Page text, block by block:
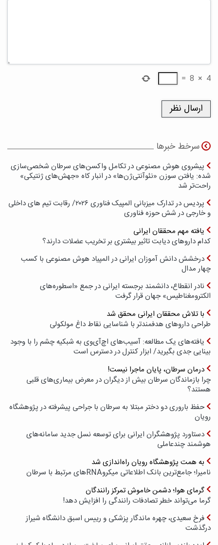
4
×
8
=
سرخط خبرها
پیشروی هوش مصنوعی در تکامل واکسن‌های سرطان شخصی‌سازی
شده: یافتن سوزن «نئوآنتی‌ژن‌ها» در انبار کاه «جهش‌های ژنتیکی»
راحت‌تر شد
پردیس در تدارک میزبانی المپیک فناوری ۲۰۲۶/ رقابت تیم های داخلی
و خارجی در شش حوزه فناوری
یافته مهم محققان ایرانی
کدام داروهای دیابت تاثیر بیشتری بر تخریب عضلات دارند؟
درخشش دانش آموزان ایرانی در المپیاد هوش مصنوعی با کسب
چهار مدال
نادر انقطاع، دانشمند برجسته ایرانی در جمع «اسطوره‌های
الکترومغناطیس» جهان قرار گرفت
با تلاش محققان ایرانی محقق شد
طراحی داروهای هدفمندتر با شناسایی نقاط داغ مولکولی
یافته‌های یک مطالعه: آسیب‌های اچ‌آی‌وی به شبکیه چشم را با وجود
بینایی جدی بگیرید/ ابزار کنترل در دسترس است
درمان سرطان، پایان ماجرا نیست!
چرا بازماندگان سرطان بیش از دیگران در معرض بیماری‌های قلبی
هستند؟
حفظ باروری دو دختر مبتلا به سرطان با جراحی پیشرفته در پژوهشگاه
رویان
دستاورد پژوهشگران ایرانی برای توسعه نسل جدید سامانه‌های
هوشمند چندعاملی
به همت پژوهشگاه رویان راه‌اندازی شد
نامیرا؛ جامع‌ترین بانک اطلاعاتی میکروRNAهای مرتبط با سرطان
گرمای هوا؛ دشمن خاموش تمرکز رانندگان
گرما می‌تواند خطر تصادفات رانندگی را افزایش دهد!
فرخ سعیدی، چهره ماندگار پزشکی و رییس اسبق دانشگاه شیراز
درگذشت